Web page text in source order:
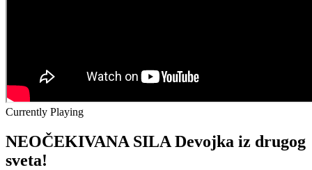
Currently Playing
NEOČEKIVANA SILA Devojka iz drugog
sveta!